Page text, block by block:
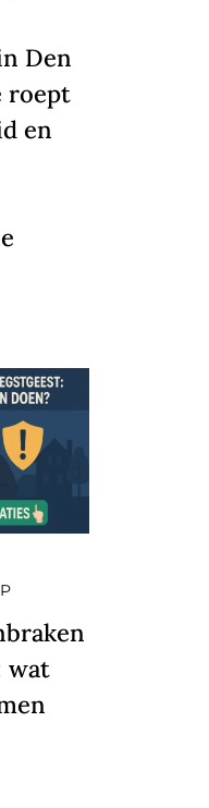
Den
roept
en
wat